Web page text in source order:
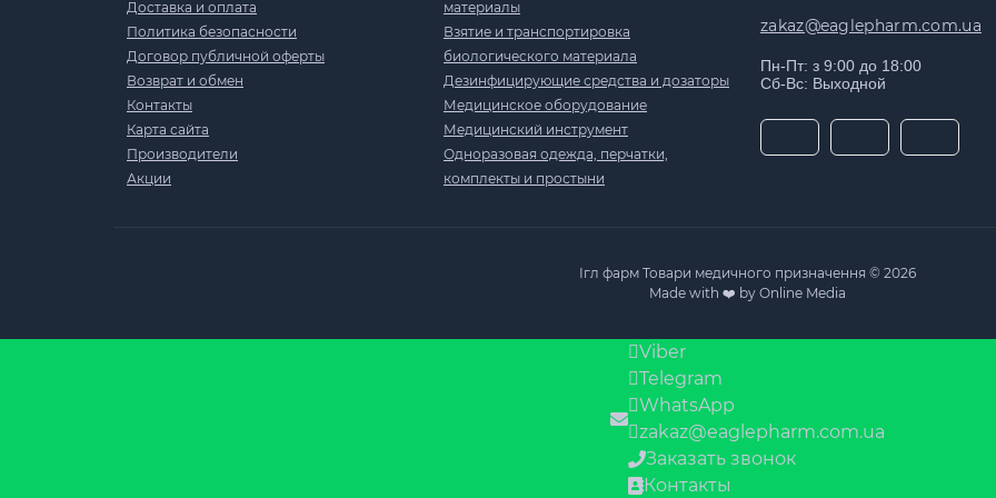
Доставка и оплата
Политика безопасности
Договор публичной оферты
Возврат и обмен
Контакты
Карта сайта
Производители
Акции
материалы
Взятие и транспортировка
биологического материала
Дезинфицирующие средства и дозаторы
Медицинское оборудование
Медицинский инструмент
Одноразовая одежда, перчатки,
комплекты и простыни
zakaz@eaglepharm.com.ua
Пн-Пт: з 9:00 до 18:00
Сб-Вс: Выходной
Ігл фарм Товари медичного призначення © 2026
Made with ❤️ by Online Media
Viber
Telegram
WhatsApp
zakaz@eaglepharm.com.ua
Заказать звонок
Контакты